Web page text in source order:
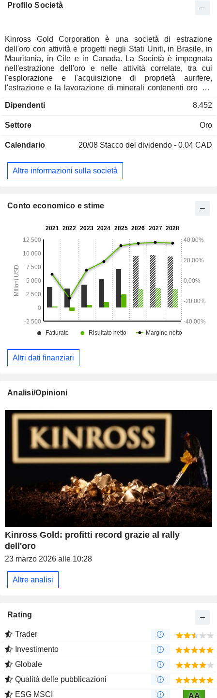
Profilo Società
Kinross Gold Corporation è una società di estrazione
dell'oro con attività e progetti negli Stati Uniti, in Brasile, in
Mauritania, in Cile e in Canada. La Società è impegnata
nell'estrazione dell'oro e nelle attività correlate, tra cui
l'esplorazione e l'acquisizione di proprietà aurifere,
l'estrazione e la lavorazione di minerali contenenti oro e il
suoi progetti includono, tra gli altri, Fort Knox, Round
Tasiast e il progetto Great Bear. Fort Knox è una miniera
in Alaska. Round Mountain è una miniera a cielo aperto
situata nei pressi della città di Paracatu, nella regione
brasiliana di Minas Gerais. La miniera di Tasiast è un'attività
Cile. Great Bear è un progetto di sviluppo in Canada.
Dipendenti 8.452
Settore Oro
Calendario 20/08 Stacco del dividendo - 0.04 CAD
Altre informazioni sulla società
Conto economico e stime
Altri dati finanziari
Analisi/Opinioni
Kinross Gold: profitti record grazie al rally
dell'oro
23 marzo 2026 alle 10:28
Altre analisi
Rating
Trader
Investimento
Globale
Qualità delle pubblicazioni
ESG MSCI
AA